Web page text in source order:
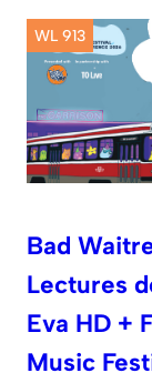
WL 913
Bad
Lectures
Eva HD +
Music